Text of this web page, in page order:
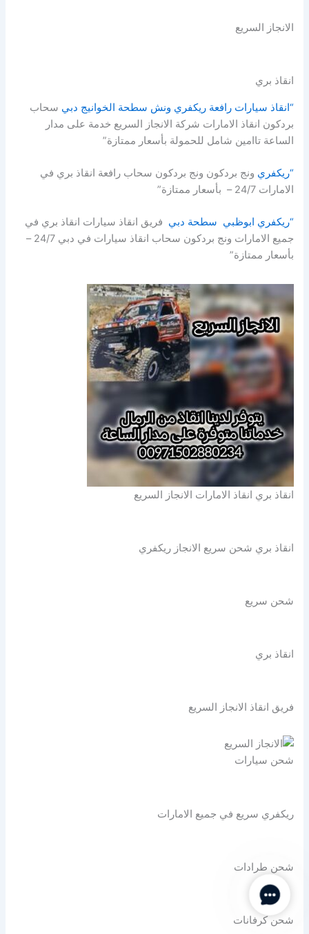
الانجاز السريع
انقاذ بري
“انقاذ سيارات رافعة ريكفري ونش سطحة الخوانيج دبي سحاب
بردكون انقاذ الامارات شركة الانجاز السريع خدمة على مدار
الساعة تاامين شامل للحمولة بأسعار ممتازة”
“ريكفري ونج بردكون ونج بردكون سحاب رافعة انقاذ بري في
الامارات 24/7 – بأسعار ممتازة”
“ريكفري ابوظبي سطحة دبي فريق انقاذ سيارات انقاذ بري في
جميع الامارات ونج بردكون سحاب انقاذ سيارات في دبي 24/7 –
بأسعار ممتازة”
انقاذ بري انقاذ الامارات الانجاز السريع
انقاذ بري شحن سريع الانجاز ريكفري
شحن سريع
انقاذ بري
فريق انقاذ الانجاز السريع
شحن سيارات
ريكفري سريع في جميع الامارات
شحن طرادات
شحن كرفانات
Contact Us